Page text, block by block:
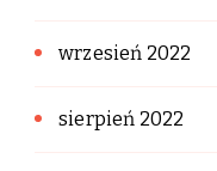
wrzesień 2022
sierpień 2022